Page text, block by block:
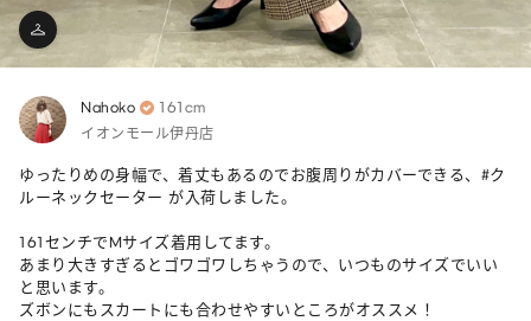
Nahoko 161cm
イオンモール伊丹店
ゆったりめの身幅で、着丈もあるのでお腹周りがカバーできる、#ク
ルーネックセーター が入荷しました。
161センチでMサイズ着用してます。
あまり大きすぎるとゴワゴワしちゃうので、いつものサイズでいい
と思います。
ズボンにもスカートにも合わせやすいところがオススメ！